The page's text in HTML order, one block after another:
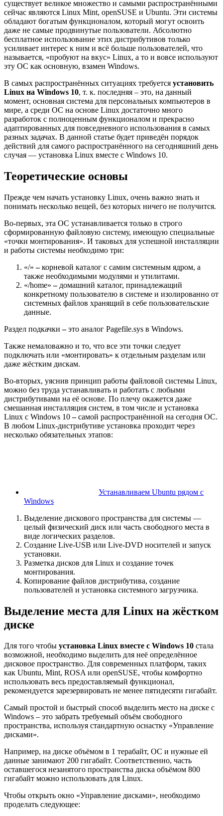
существует великое множество и самыми распространёнными
сейчас являются Linux Mint, openSUSE и Ubuntu. Эти системы
обладают богатым функционалом, который могут освоить
даже не самые продвинутые пользователи. Абсолютно
бесплатное использование этих дистрибутивов только
усиливает интерес к ним и всё больше пользователей, что
называется, «пробуют на вкус» Linux, а то и вовсе используют
эту ОС как основную, взамен Windows.
В самых распространённых ситуациях требуется установить
Linux на Windows 10, т. к. последняя – это, на данный
момент, основная система для персональных компьютеров в
мире, а среди ОС на основе Linux достаточно много
разработок с полноценным функционалом и прекрасно
адаптированных для повседневного использования в самых
разных задачах. В данной статье будет приведён порядок
действий для самого распространённого на сегодняшний день
случая — установка Linux вместе с Windows 10.
Теоретические основы
Прежде чем начать установку Linux, очень важно знать и
понимать несколько вещей, без которых ничего не получится.
Во-первых, эта ОС устанавливается только в строго
сформированную файловую систему, имеющую специальные
«точки монтирования». И таковых для успешной инсталляции
и работы системы необходимо три:
«/»–корневой каталог с самим системным ядром, а
также необходимыми модулями и утилитами.
«/home»–домашний каталог, принадлежащий
конкретному пользователю в системе и изолированно от
системных файлов хранящий в себе пользовательские
данные.
Раздел подкачки–это аналог Pagefile.sys в Windows.
Также немаловажно и то, что все эти точки следует
подключать или «монтировать» к отдельным разделам или
даже жёстким дискам.
Во-вторых, уяснив принцип работы файловой системы Linux,
можно без труда устанавливать и работать с любыми
дистрибутивами на её основе. По плечу окажется даже
смешанная инсталляция систем, в том числе и установка
Linux с Windows 10–самой распространённой на сегодня ОС.
В любом Linux-дистрибутиве установка проходит через
несколько обязательных этапов:
Устанавливаем Ubuntu рядом с
Windows
Выделение дискового пространства для системы —
целый физический диск или часть свободного места в
виде логических разделов.
Создание Live-USB или Live-DVD носителей и запуск
установки.
Разметка дисков для Linux и создание точек
монтирования.
Копирование файлов дистрибутива, создание
пользователей и установка системного загрузчика.
Выделение места для Linux на жёстком
диске
Для того чтобы установка Linux вместе с Windows 10 стала
возможной, необходимо выделить для неё определённое
дисковое пространство. Для современных платформ, таких
как Ubuntu, Mint, ROSA или openSUSE, чтобы комфортно
использовать весь предоставляемый функционал,
рекомендуется зарезервировать не менее пятидесяти гигабайт.
Самый простой и быстрый способ выделить место на диске с
Windows – это забрать требуемый объём свободного
пространства, используя стандартную оснастку «Управление
дисками».
Например, на диске объёмом в 1 терабайт, ОС и нужные ей
данные занимают 200 гигабайт. Соответственно, часть
оставшегося незанятого пространства диска объёмом 800
гигабайт можно использовать для Linux.
Чтобы открыть окно «Управление дисками», необходимо
проделать следующее: